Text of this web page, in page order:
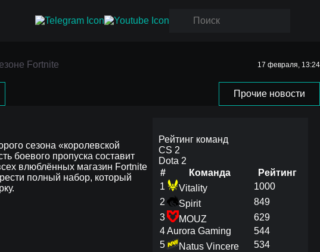
Fortnite 17 февраля, 13:24
Прочие новости
сезона «королевской
боевого пропуска составит
влюблённых магазин Fortnite
полный набор, который
Рейтинг команд
CS 2
Dota 2
#
Команда
Рейтинг
1
Vitality
1000
2
Spirit
849
3
MOUZ
629
4Aurora Gaming
544
5
Natus Vincere
534